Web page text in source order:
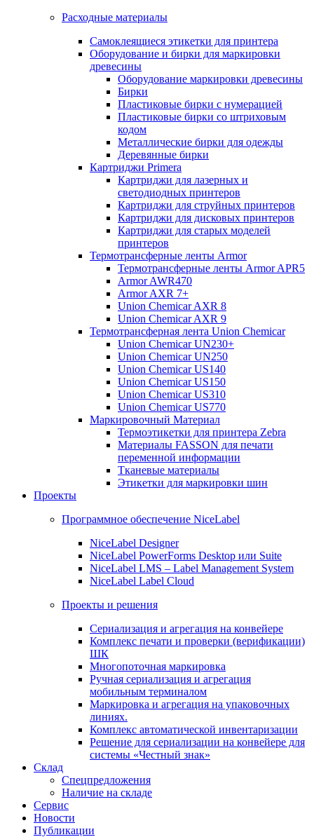
Расходные материалы
Самоклеящиеся этикетки для принтера
Оборудование и бирки для маркировки
древесины
Оборудование маркировки древесины
Бирки
Пластиковые бирки с нумерацией
Пластиковые бирки со штриховым
кодом
Металлические бирки для одежды
Деревянные бирки
Картриджи Primera
Картриджи для лазерных и
светодиодных принтеров
Картриджи для струйных принтеров
Картриджи для дисковых принтеров
Картриджи для старых моделей
принтеров
Термотрансферные ленты Armor
Термотрансферные ленты Armor APR5
Armor AWR470
Armor AXR 7+
Union Chemicar AXR 8
Union Chemicar AXR 9
Термотрансферная лента Union Chemicar
Union Chemicar UN230+
Union Chemicar UN250
Union Chemicar US140
Union Chemicar US150
Union Chemicar US310
Union Chemicar US770
Маркировочный Материал
Термоэтикетки для принтера Zebra
Материалы FASSON для печати
переменной информации
Тканевые материалы
Этикетки для маркировки шин
Проекты
Программное обеспечение NiceLabel
NiceLabel Designer
NiceLabel PowerForms Desktop или Suite
NiceLabel LMS – Label Management System
NiceLabel Label Cloud
Проекты и решения
Сериализация и агрегация на конвейере
Комплекс печати и проверки (верификации)
ШК
Многопоточная маркировка
Ручная сериализация и агрегация
мобильным терминалом
Маркировка и агрегация на упаковочных
линиях.
Комплекс автоматической инвентаризации
Решение для сериализации на конвейере для
системы «Честный знак»
Склад
Спецпредложения
Наличие на складе
Сервис
Новости
Публикации